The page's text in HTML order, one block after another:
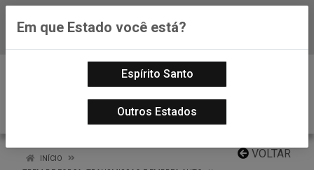
Baixe já nosso APP
VOLTAR
INÍCIO
Em que Estado você está?
Espírito Santo
Outros Estados